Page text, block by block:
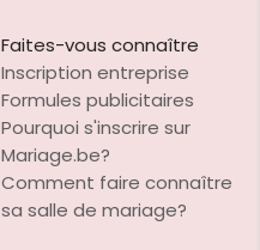
Faites-vous connaître
Inscription entreprise
Formules publicitaires
Pourquoi s'inscrire sur
Mariage.be?
Comment faire connaître
sa salle de mariage?